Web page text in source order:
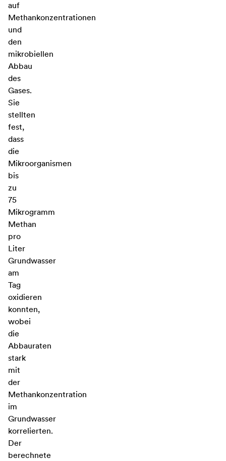
auf
Methankonzentrationen
und
den
mikrobiellen
Abbau
des
Gases.
Sie
stellten
fest,
dass
die
Mikroorganismen
bis
zu
75
Mikrogramm
Methan
pro
Liter
Grundwasser
am
Tag
oxidieren
konnten,
wobei
die
Abbauraten
stark
mit
der
Methankonzentration
im
Grundwasser
korrelierten.
Der
berechnete